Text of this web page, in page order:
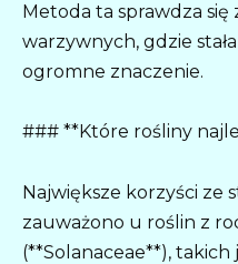
Metoda ta sprawdza się
warzywnych, gdzie
ogromne znaczenie.
### **Które rośliny
Największe korzyści ze
zauważono u roślin z
(**Solanaceae**), takich